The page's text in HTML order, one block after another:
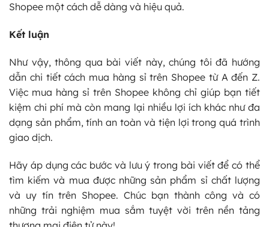
Shopee một cách dễ dàng và hiệu quả.
Kết luận
Như vậy, thông qua bài viết này, chúng tôi đã hướng
dẫn chi tiết cách mua hàng sỉ trên Shopee từ A đến Z.
Việc mua hàng sỉ trên Shopee không chỉ giúp bạn tiết
kiệm chi phí mà còn mang lại nhiều lợi ích khác như đa
dạng sản phẩm, tính an toàn và tiện lợi trong quá trình
giao dịch.
Hãy áp dụng các bước và lưu ý trong bài viết để có thể
tìm kiếm và mua được những sản phẩm sỉ chất lượng
và uy tín trên Shopee. Chúc bạn thành công và có
những trải nghiệm mua sắm tuyệt vời trên nền tảng